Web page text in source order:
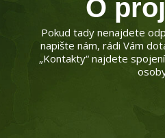
O
Pokud tady nenajdete
napište nám, rádi Vám
„Kontakty“ najdete